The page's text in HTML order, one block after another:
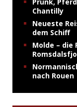
Chantilly
Neueste
dem Schiff
Molde – die
nach Rouen